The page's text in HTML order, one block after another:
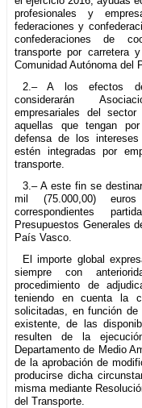
profesionales y
federaciones y
confederaciones de
transporte por carretera
Comunidad Autónoma del
2.– A los efectos
considerarán
empresariales del
aquellas que tengan
defensa de los
estén integradas por
transporte.
3.– A este fin se
mil (75.000,00)
correspondientes
Presupuestos Generales
País Vasco.
El importe global
siempre con
procedimiento de
teniendo en cuenta la
solicitadas, en función de
existente, de las
resulten de la
Departamento de Medio
de la aprobación de
producirse dicha
misma mediante
del Transporte.